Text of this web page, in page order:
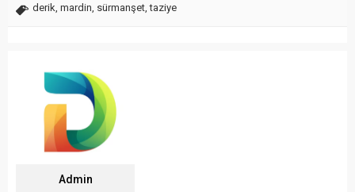
derik mardin sürmanşet ,taziye
Admin